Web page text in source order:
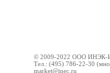
© 2009-2022 ООО ИНЭК-
Тел.: (495) 786-22-30
market@inec.ru